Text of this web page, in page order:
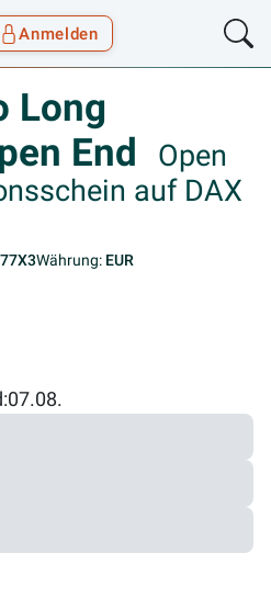
Anmelden
Long
End
Open
auf DAX
Währung: EUR
07.08.